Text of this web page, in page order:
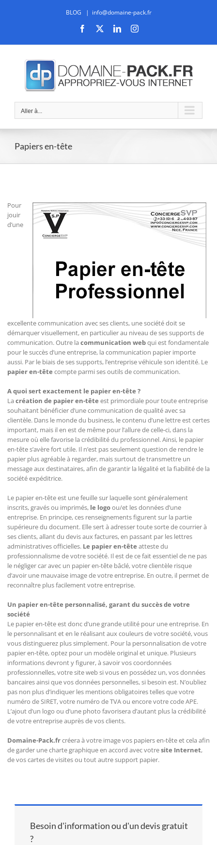
BLOG | info@domaine-pack.fr
Facebook LinkedInInstagram
Aller à...
Papiers en-tête
Pour
jouir
d’une
excellente communication avec ses clients, une société doit se
démarquer visuellement, en particulier au niveau de ses supports de
communication. Outre la communication webqui est fondamentale
pour le succès d’une entreprise, la communication papier importe
aussi. Par le biais de ses supports, l’entreprise véhicule son identité. Le
papier en-tête compte parmi ses outils de communication.
A quoi sert exactement le papier en-tête ?
La création de papier en-tête est primordiale pour toute entreprise
souhaitant bénéficier d’une communication de qualité avec sa
clientèle. Dans le monde du business, le contenu d’une lettre est certes
important, mais il en est de même pour l’allure de celle-ci, dans la
mesure où elle favorise la crédibilité du professionnel. Ainsi, le papier
en-tête s’avère fort utile. Il n’est pas seulement question de rendre le
papier plus agréable à regarder, mais surtout de transmettre un
message aux destinataires, afin de garantir la légalité et la fiabilité de la
société expéditrice.
Le papier en-tête est une feuille sur laquelle sont généralement
inscrits, gravés ou imprimés, le logoou/et les données d’une
entreprise. En principe, ces renseignements figurent sur la partie
supérieure du document. Elle sert à adresser toute sorte de courrier à
ses clients, allant du devis aux factures, en passant par les lettres
administratives officielles. Le papier en-tête atteste du
professionnalisme de votre société. Il est de ce fait essentiel de ne pas
le négliger car avec un papier en-tête bâclé, votre clientèle risque
d’avoir une mauvaise image de votre entreprise. En outre, il permet de
reconnaître plus facilement votre entreprise.
Un papier en-tête personnalisé, garant du succès de votre
société
Le papier en-tête est donc d’une grande utilité pour une entreprise. En
le personnalisant et en le réalisant aux couleurs de votre société, vous
vous distinguerez plus simplement. Pour la personnalisation de votre
papier en-tête, optez pour un modèle original et unique. Plusieurs
informations devront y figurer, à savoir vos coordonnées
professionnelles, votre site web si vous en possédez un, vos données
bancaires ainsi que vos données personnelles, si besoin est. N’oubliez
pas non plus d’indiquer les mentions obligatoires telles que votre
numéro de SIRET, votre numéro de TVA ou encore votre code APE.
L’ajout d’un logo ou d’une photo favorisera d’autant plus la crédibilité
de votre entreprise auprès de vos clients.
Domaine-Pack.frcréera à votre image vos papiers en-tête et cela afin
de garder une charte graphique en accord avec votresite Internet,
de vos cartes de visites ou tout autre support papier.
Besoin d'information ou d'un devis gratuit
?